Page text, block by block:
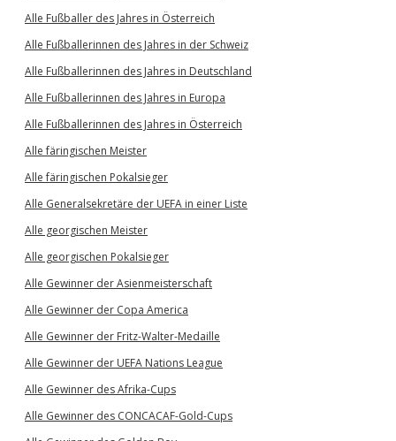
Alle Fußballer des Jahres in Österreich
Alle Fußballerinnen des Jahres in der Schweiz
Alle Fußballerinnen des Jahres in Deutschland
Alle Fußballerinnen des Jahres in Europa
Alle Fußballerinnen des Jahres in Österreich
Alle färingischen Meister
Alle färingischen Pokalsieger
Alle Generalsekretäre der UEFA in einer Liste
Alle georgischen Meister
Alle georgischen Pokalsieger
Alle Gewinner der Asienmeisterschaft
Alle Gewinner der Copa America
Alle Gewinner der Fritz-Walter-Medaille
Alle Gewinner der UEFA Nations League
Alle Gewinner des Afrika-Cups
Alle Gewinner des CONCACAF-Gold-Cups